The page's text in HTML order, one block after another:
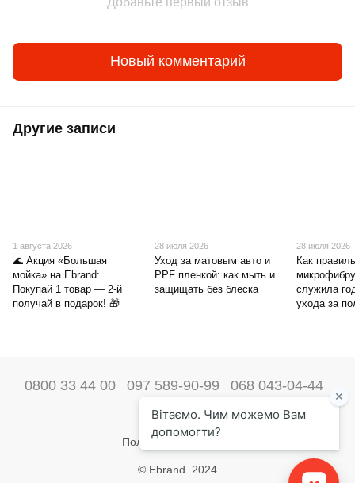
Новый комментарий
Другие записи
1 августа 2026
🌊 Акция «Большая
мойка» на Ebrand:
Покупай 1 товар — 2-й
получай в подарок! 🎁
28 июля 2026
Уход за матовым авто и
PPF пленкой: как мыть и
защищать без блеска
28 июля 2026
Как
служила
ухода за
0800 33 44 00 097 589-90-99 068 043-04-44
Наши контакты
Полная версия сайта
© Ebrand. 2024